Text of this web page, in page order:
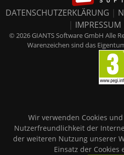
DATENSCHUTZERKLÄRUNG |
| IMPRESSUM
© 2026 GIANTS Software GmbH Alle
Warenzeichen sind das
Wir verwenden Cookies
Nutzerfreundlichkeit der
der weiteren Nutzung unserer
Einsatz der Cookies